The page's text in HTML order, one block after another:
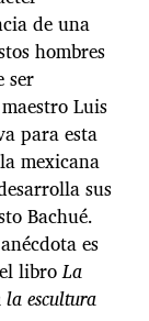
de una
hombres
ser
Luis
para esta
mexicana
sus
Bachué.
es
libroLa
escultura